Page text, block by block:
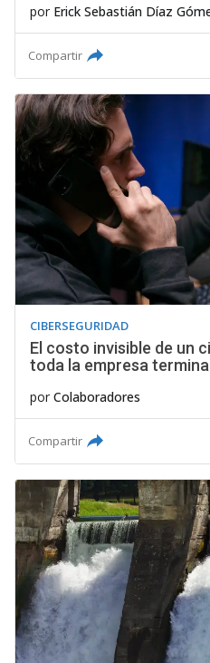
por Erick Sebastián Díaz
Compartir
CIBERSEGURIDAD
El costo invisible de un
toda la empresa
por Colaboradores
Compartir